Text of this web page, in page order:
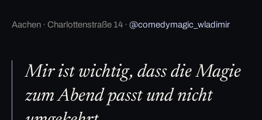
Aachen · Charlottenstraße 14 · @comedymagic_wladimir
Mir ist wichtig, dass die Magie
zum Abend passt und nicht